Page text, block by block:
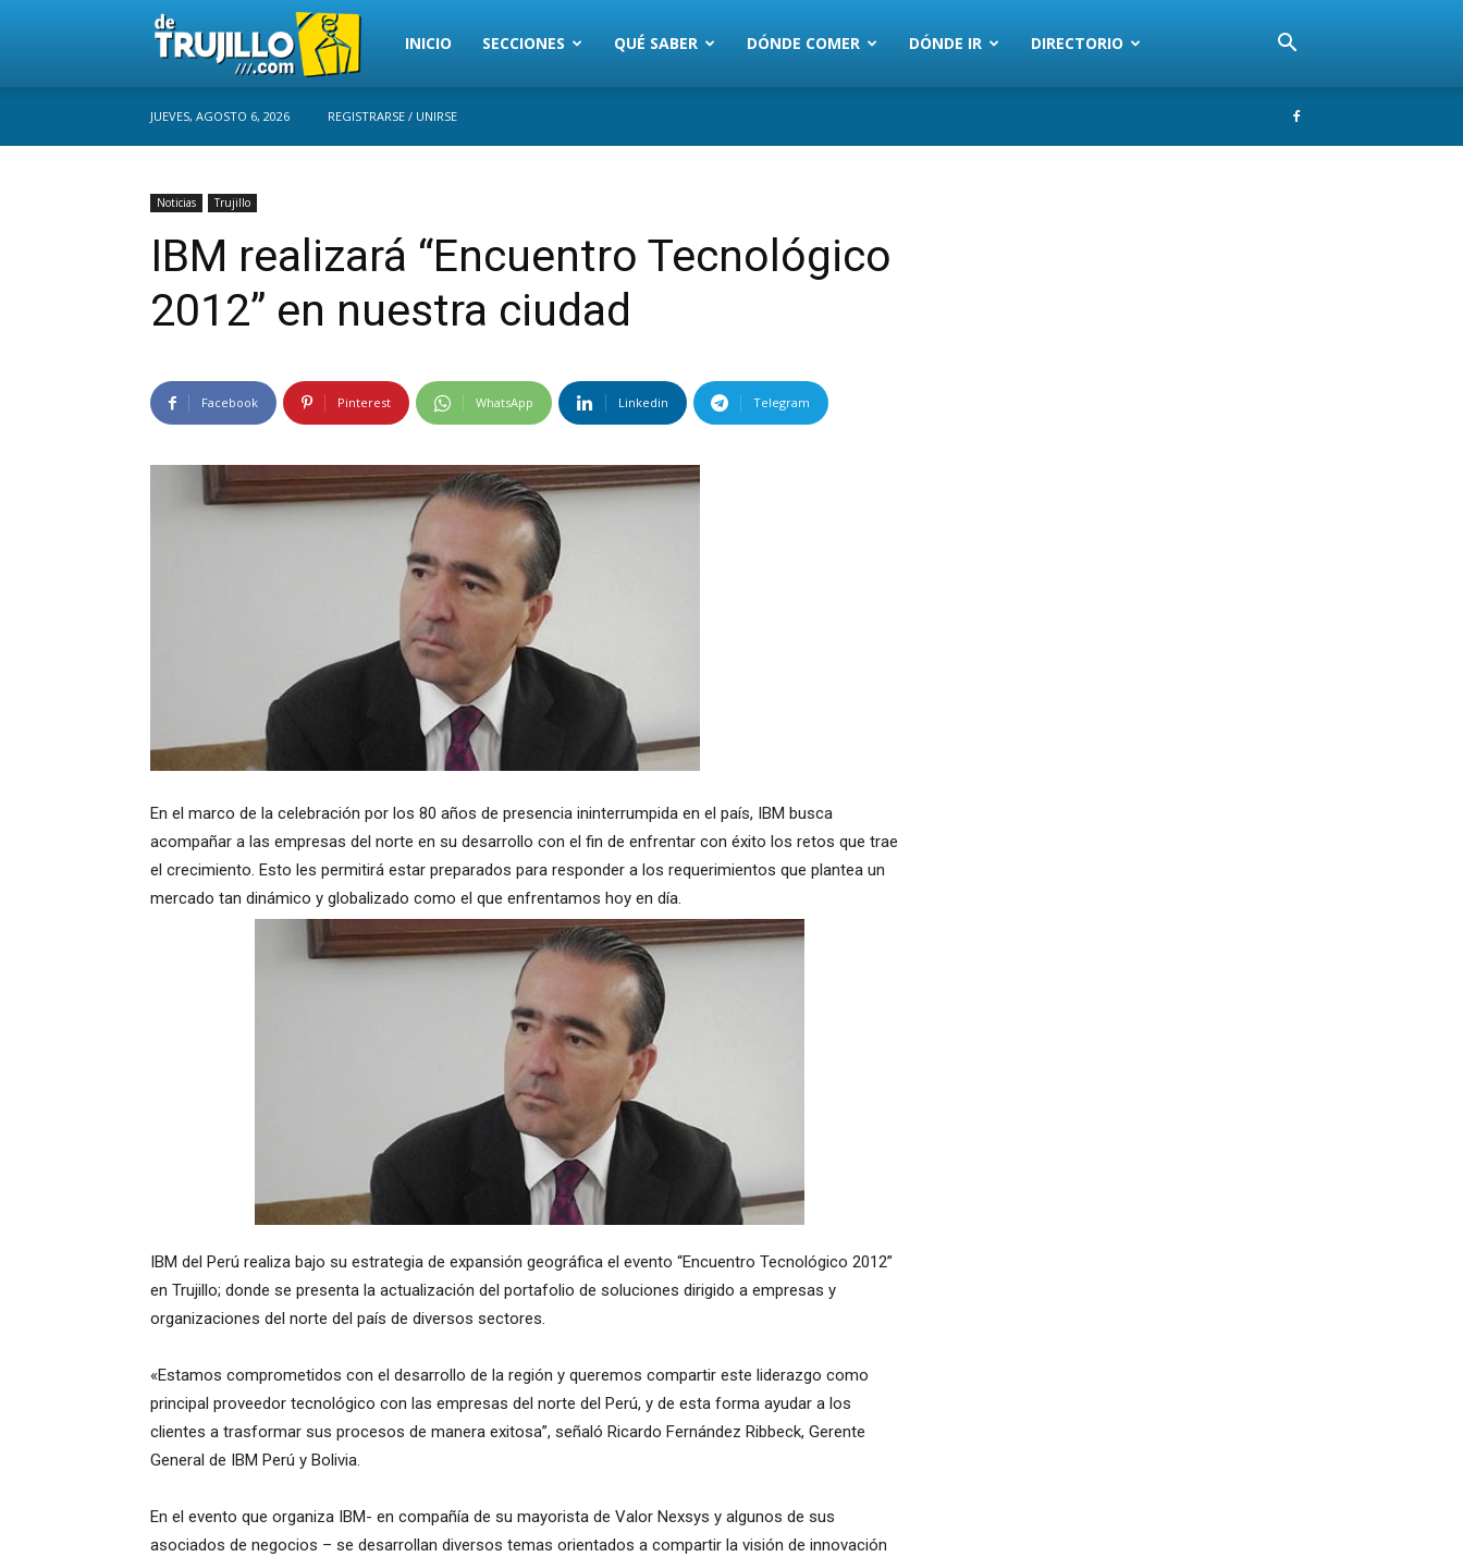
Trujillo
INICIO SECCIONES QUÉ SABER DÓNDE COMER DÓNDE IR DIRECTORIO
JUEVES, AGOSTO 6, 2026 REGISTRARSE / UNIRSE
Noticias Trujillo
IBM realizará “Encuentro Tecnológico
2012” en nuestra ciudad
Facebook Pinterest WhatsApp Linkedin Telegram
En el marco de la celebración por los 80 años de presencia ininterrumpida en el país, IBM busca
acompañar a las empresas del norte en su desarrollo con el fin de enfrentar con éxito los retos que trae
el crecimiento. Esto les permitirá estar preparados para responder a los requerimientos que plantea un
mercado tan dinámico y globalizado como el que enfrentamos hoy en día.
IBM del Perú realiza bajo su estrategia de expansión geográfica el evento “Encuentro Tecnológico 2012”
en Trujillo; donde se presenta la actualización del portafolio de soluciones dirigido a empresas y
organizaciones del norte del país de diversos sectores.
«Estamos comprometidos con el desarrollo de la región y queremos compartir este liderazgo como
principal proveedor tecnológico con las empresas del norte del Perú, y de esta forma ayudar a los
clientes a trasformar sus procesos de manera exitosa”, señaló Ricardo Fernández Ribbeck, Gerente
General de IBM Perú y Bolivia.
En el evento que organiza IBM- en compañía de su mayorista de Valor Nexsys y algunos de sus
asociados de negocios – se desarrollan diversos temas orientados a compartir la visión de innovación